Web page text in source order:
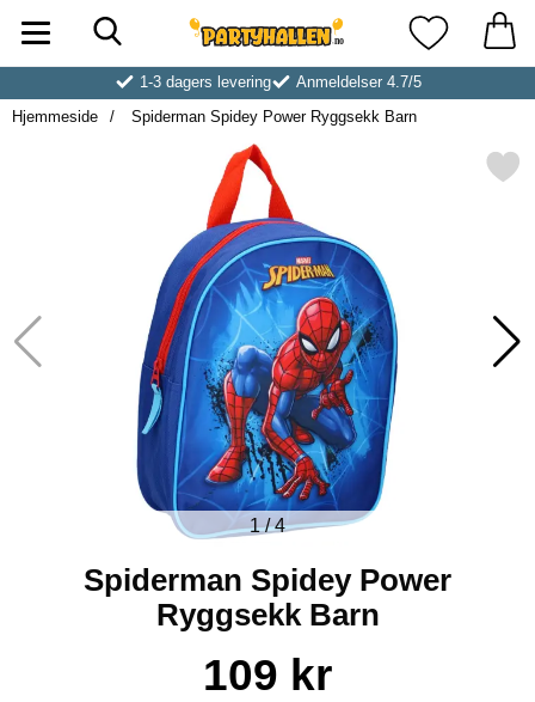
Startsiden for Partyhallen ABMine
1-3 dagers levering
Anmeldelser 4.7/5
Hjemmeside
Spiderman Spidey Power Ryggsekk Barn
Merk spiderman Spidey Power
1/4
Spiderman Spidey Power
Ryggsekk Barn
Handle dette produktet, Spiderman Spidey Power Ryggsekk
pris
109 kr